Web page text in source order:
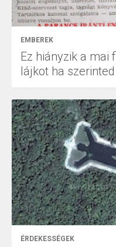
EMBEREK
Ez hiányzik a mai
lájkot ha
ÉRDEKESSÉGEK